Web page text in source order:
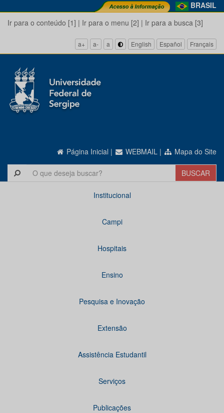
BRASIL
Ir para o conteúdo [1] | Ir para o menu [2] | Ir para a busca [3]
a+ a- a English Español Français
Página Inicial | WEBMAIL | Mapa do Site
Institucional
Campi
Hospitais
Ensino
Pesquisa e Inovação
Extensão
Assistência Estudantil
Serviços
Publicações